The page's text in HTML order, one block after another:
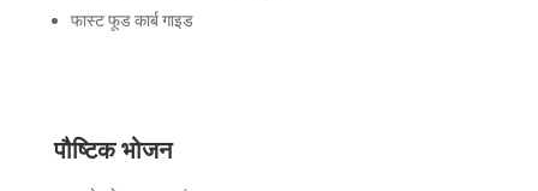
फास्ट फूड कार्ब गाइड
पौष्टिक भोजन